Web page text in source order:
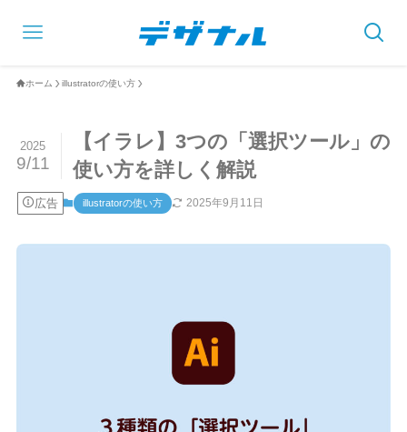
ホーム illustratorの使い方
【イラレ】3つの「選択ツール」の
使い方を詳しく解説
2025
9/11
広告 illustratorの使い方 2025年9月11日